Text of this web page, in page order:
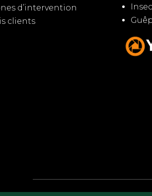
d’intervention
clients